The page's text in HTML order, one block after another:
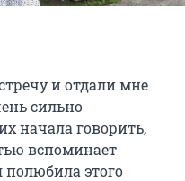
и отдали мне
сильно
начала говорить,
вспоминает
этого